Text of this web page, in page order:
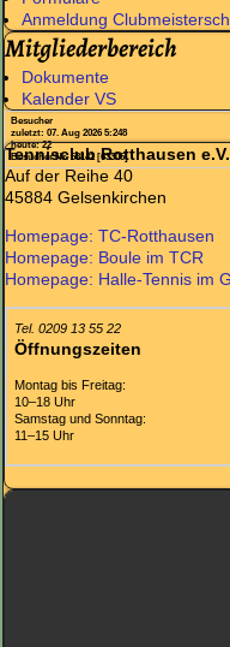
Anmeldung
Mitgliederbereich
Dokumente
Kalender VS
Besucher
zuletzt: 07. Aug 2026 5:248
heute: 22
Besucher Nr. 63142 [63306]
Tennisclub Rotthausen e.V.
Auf der Reihe 40
45884 Gelsenkirchen
Homepage: TC-Rotthausen
Homepage: Boule im TCR
Homepage: Halle-Tennis im
Tel. 0209 13 55 22
Öffnungszeiten
Montag bis Freitag:
10–18 Uhr
Samstag und Sonntag:
11–15 Uhr